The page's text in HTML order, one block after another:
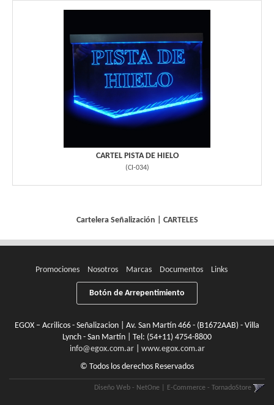
CARTEL PISTA DE HIELO
(CI-034)
Cartelera Señalización CARTELES
Promociones Nosotros Marcas Documentos Links
Botón de Arrepentimiento
EGOX – Acrilicos - Señalizacion | Av. San Martín 466 - (B1672AAB) - Villa
Lynch - San Martín | Tel: (54+11) 4754-8800
info@egox.com.ar| www.egox.com.ar
© Todos los derechos Reservados
Diseño Web - NetOne E-Commerce - TornadoStore